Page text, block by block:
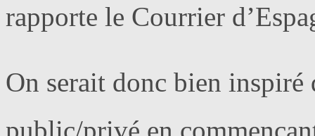
rapporte le Courrier
On serait donc bien inspiré
public/privé en